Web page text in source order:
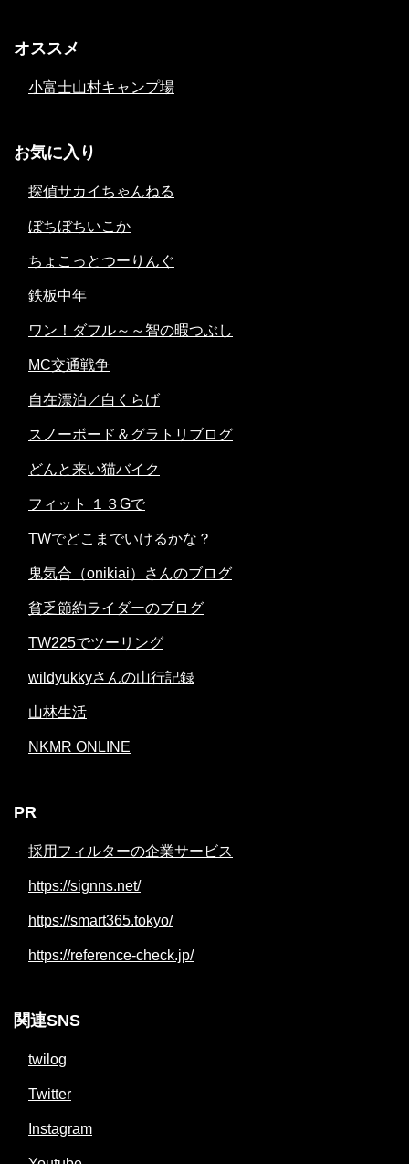
オススメ
小富士山村キャンプ場
お気に入り
探偵サカイちゃんねる
ぼちぼちいこか
ちょこっとつーりんぐ
鉄板中年
ワン！ダフル～～智の暇つぶし
MC交通戦争
自在漂泊／白くらげ
スノーボード＆グラトリブログ
どんと来い猫バイク
フィット １３Gで
TWでどこまでいけるかな？
鬼気合（onikiai）さんのブログ
貧乏節約ライダーのブログ
TW225でツーリング
wildyukkyさんの山行記録
山林生活
NKMR ONLINE
PR
採用フィルターの企業サービス
https://signns.net/
https://smart365.tokyo/
https://reference-check.jp/
関連SNS
twilog
Twitter
Instagram